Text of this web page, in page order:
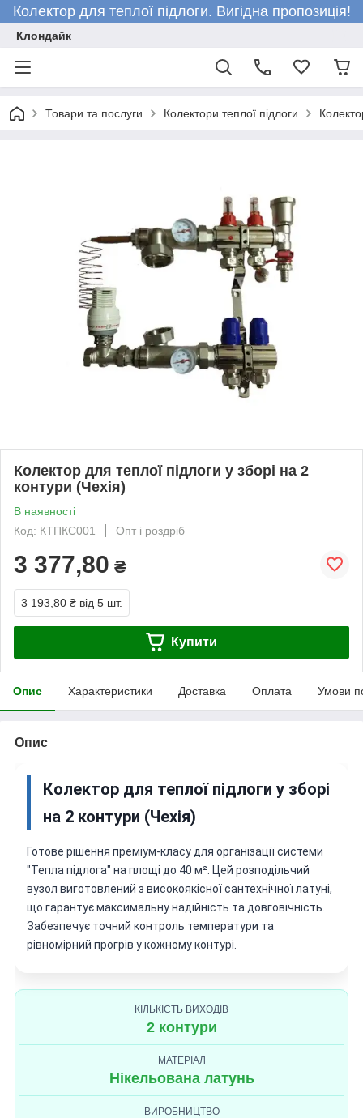
Колектор для теплої підлоги. Вигідна пропозиція!
Клондайк
Товари та послуги Колектори теплої підлоги
Колектор для теплої підлоги у зборі на 2
контури (Чехія)
В наявності
Код: КТПКС001
Опт і роздріб
3 377,80 ₴
3 193,80 ₴ від 5 шт.
Купити
Опис Характеристики Доставка Оплата Умови
Опис
Колектор для теплої підлоги у зборі
на 2 контури (Чехія)
Готове рішення преміум-класу для організації системи
"Тепла підлога" на площі до 40 м². Цей розподільчий
вузол виготовлений з високоякісної сантехнічної латуні,
що гарантує максимальну надійність та довговічність.
Забезпечує точний контроль температури та
рівномірний прогрів у кожному контурі.
КІЛЬКІСТЬ ВИХОДІВ
2 контури
МАТЕРІАЛ
Нікельована латунь
ВИРОБНИЦТВО